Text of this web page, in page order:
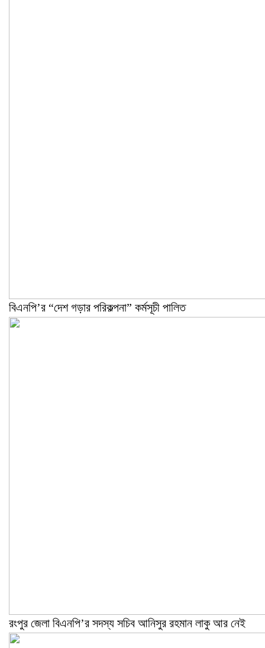
বিএনপি’র “দেশ গড়ার পরিকল্পনা” কর্মসূচী পালিত
রংপুর জেলা বিএনপি’র সদস্য সচিব আনিসুর রহমান লাকু আর নেই